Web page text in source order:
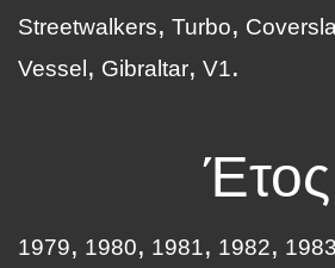
Streetwalkers
Turbo
Vessel
Gibraltar V1
Έτος
1979 1980 1981 1982 1983